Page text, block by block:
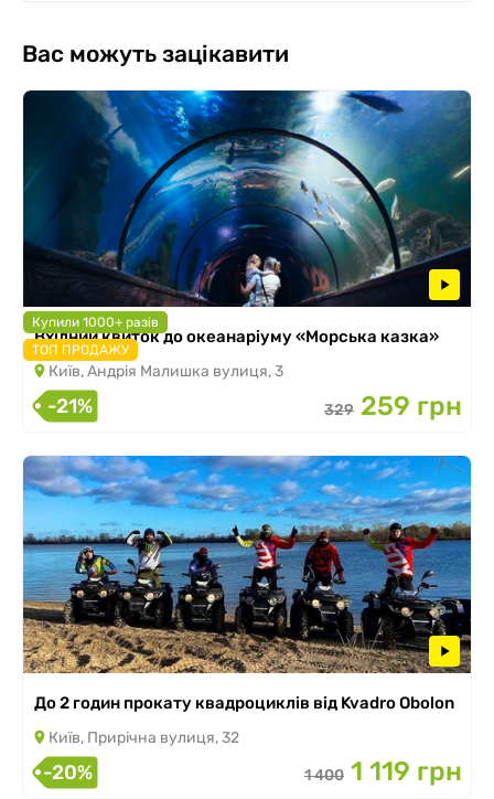
Вас можуть зацікавити
Купили 1000+ разів
ТОП ПРОДАЖУ
Вхідний квиток до океанаріуму «Морська казка»
Київ, Андрія Малишка вулиця, 3
-21% 329 259 грн
До 2 годин прокату квадроциклів від Kvadro Obolon
Київ, Прирічна вулиця, 32
-20% 1 400 1 119 грн